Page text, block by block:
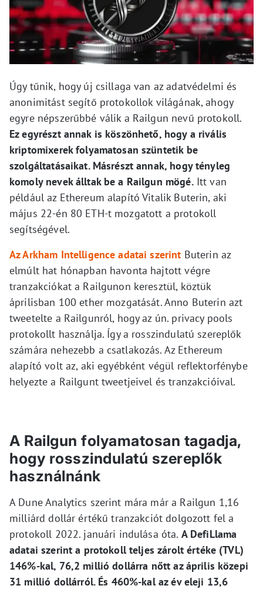
Úgy tűnik, hogy új csillaga van az adatvédelmi és
anonimitást segítő protokollok világának, ahogy
egyre népszerűbbé válik a Railgun nevű protokoll.
Ez egyrészt annak is köszönhető, hogy a rivális
kriptomixerek folyamatosan szüntetik be
szolgáltatásaikat. Másrészt annak, hogy tényleg
komoly nevek álltak be a Railgun mögé.Itt van
például az Ethereum alapító Vitalik Buterin, aki
május 22-én 80 ETH-t mozgatott a protokoll
segítségével.
Az Arkham Intelligence adatai szerint Buterin az
elmúlt hat hónapban havonta hajtott végre
tranzakciókat a Railgunon keresztül, köztük
áprilisban 100 ether mozgatását. Anno Buterin azt
tweetelte a Railgunról, hogy az ún. privacy pools
protokollt használja. Így a rosszindulatú szereplők
számára nehezebb a csatlakozás. Az Ethereum
alapító volt az, aki egyébként végül reflektorfénybe
helyezte a Railgunt tweetjeivel és tranzakcióival.
A Railgun folyamatosan tagadja,
hogy rosszindulatú szereplők
használnánk
A Dune Analytics szerint mára már a Railgun 1,16
milliárd dollár értékű tranzakciót dolgozott fel a
protokoll 2022. januári indulása óta. A DefiLlama
adatai szerint a protokoll teljes zárolt értéke (TVL)
146%-kal, 76,2 millió dollárra nőtt az április közepi
31 millió dollárról. És 460%-kal az év eleji 13,6